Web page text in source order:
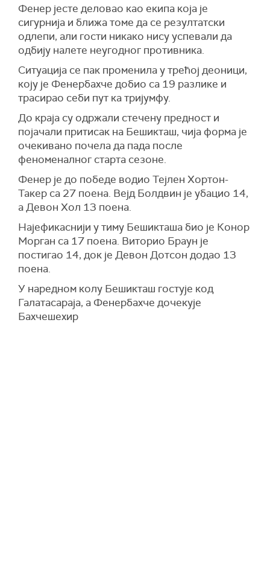
Фенер јесте деловао као екипа која је
сигурнија и ближа томе да се резултатски
одлепи, али гости никако нису успевали да
одбију налете неугодног противника.
Ситуација се пак променила у трећој деоници,
коју је Фенербахче добио са 19 разлике и
трасирао себи пут ка тријумфу.
До краја су одржали стечену предност и
појачали притисак на Бешикташ, чија форма је
очекивано почела да пада после
феноменалног старта сезоне.
Фенер је до победе водио Тејлен Хортон-
Такер са 27 поена. Вејд Болдвин је убацио 14,
а Девон Хол 13 поена.
Најефикаснији у тиму Бешикташа био је Конор
Морган са 17 поена. Виторио Браун је
постигао 14, док је Девон Дотсон додао 13
поена.
У наредном колу Бешикташ гостује код
Галатасараја, а Фенербахче дочекује
Бахчешехир